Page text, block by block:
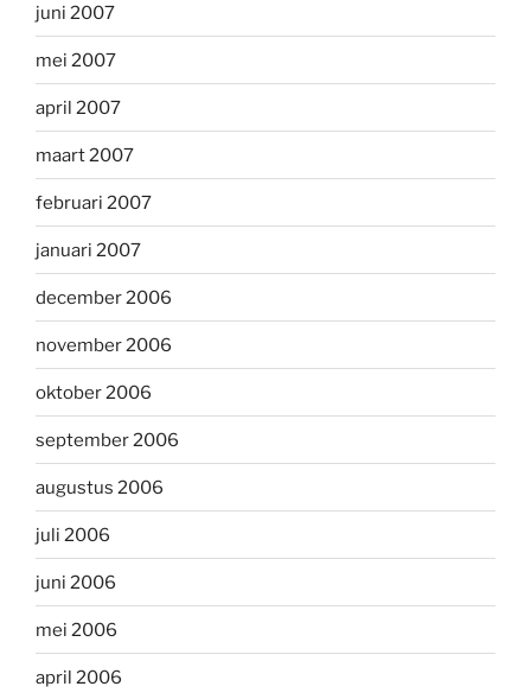
juni 2007
mei 2007
april 2007
maart 2007
februari 2007
januari 2007
december 2006
november 2006
oktober 2006
september 2006
augustus 2006
juli 2006
juni 2006
mei 2006
april 2006